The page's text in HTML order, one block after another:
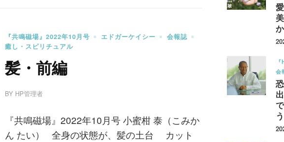
『共鳴磁場』2022年10月号 エドガーケイシー
会報誌
癒し・スピリチュアル
髪・前編
BY HP管理者
『共鳴磁場』2022年10月号 小蜜柑 泰（こみか
ん たい） 全身の状態が、髪の土台 カット
か
会